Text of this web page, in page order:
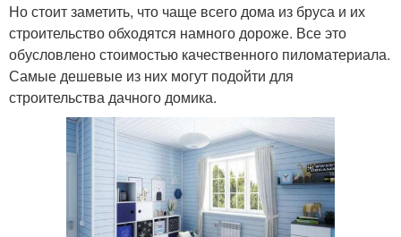
Но стоит заметить, что чаще всего дома из бруса и их
строительство обходятся намного дороже. Все это
обусловлено стоимостью качественного пиломатериала.
Самые дешевые из них могут подойти для
строительства дачного домика.